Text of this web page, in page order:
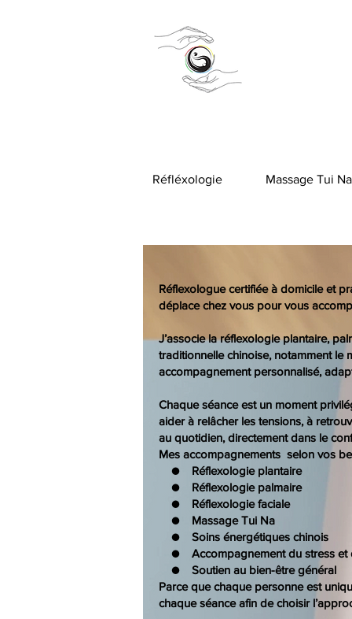
Réfléxologie Massage Tui Na
Réflexologue certifiée à domicile et
déplace chez vous pour vous
J’associe la réflexologie plantaire,
traditionnelle chinoise, notamment le
accompagnement personnalisé,
Chaque séance est un moment
aider à relâcher les tensions, à
au quotidien, directement dans le
Mes accompagnements selon vos
● Réflexologie plantaire
● Réflexologie palmaire
● Réflexologie faciale
● Massage Tui Na
● Soins énergétiques chinois
● Accompagnement du stress et
● Soutien au bien-être général
Parce que chaque personne est
chaque séance afin de choisir